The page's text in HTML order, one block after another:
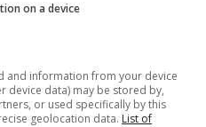
squadra, dove,
e quindi
in Nazionale
on a device
and information from your device
device data) may be stored by,
or used specifically by this
geolocation data. List of